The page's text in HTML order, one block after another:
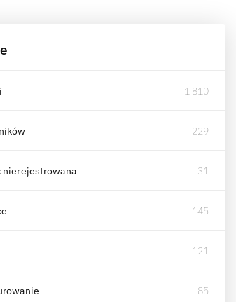
1 810
229
nierejestrowana 31
145
121
85